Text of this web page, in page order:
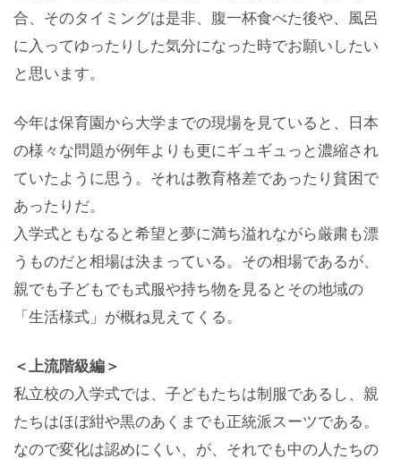
合、そのタイミングは是非、腹一杯食べた後や、風呂
に入ってゆったりした気分になった時でお願いしたい
と思います。
今年は保育園から大学までの現場を見ていると、日本
の様々な問題が例年よりも更にギュギュっと濃縮され
ていたように思う。それは教育格差であったり貧困で
あったりだ。
入学式ともなると希望と夢に満ち溢れながら厳粛も漂
うものだと相場は決まっている。その相場であるが、
親でも子どもでも式服や持ち物を見るとその地域の
「生活様式」が概ね見えてくる。
＜上流階級編＞
私立校の入学式では、子どもたちは制服であるし、親
たちはほぼ紺や黒のあくまでも正統派スーツである。
なので変化は認めにくい、が、それでも中の人たちの